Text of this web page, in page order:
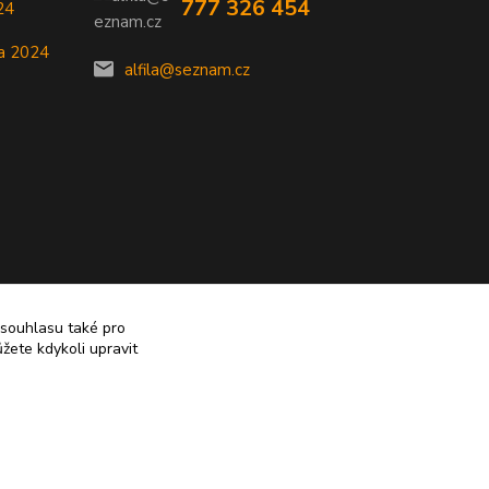
2024
777 326 454
alfila@seznam.cz
také pro
kdykoli upravit